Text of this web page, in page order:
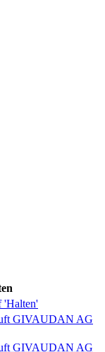
GIVAUDAN AG
GIVAUDAN AG